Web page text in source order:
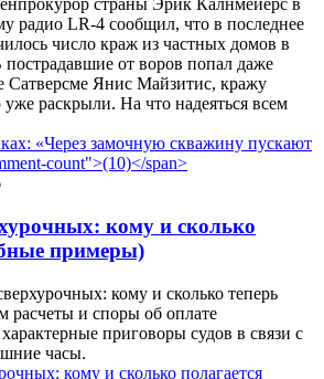
страны Эрик Калнмейерс в
радио LR-4 сообщил, что в последнее
число краж из частных домов в
пострадавшие от воров попал даже
Сатверсме Янис Майзитис, кражу
раскрыли. На что надеяться всем
кому и сколько
примеры)
кому и сколько теперь
расчеты и споры об оплате
приговоры судов в связи с
часы.